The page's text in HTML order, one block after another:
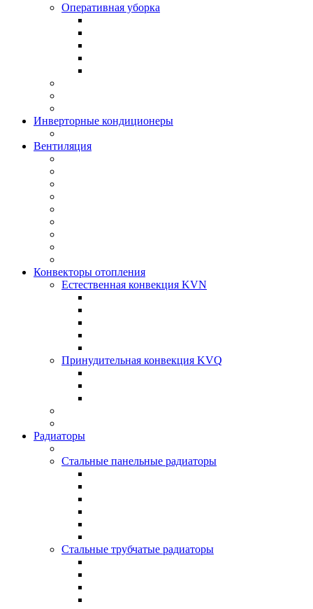
Оперативная уборка
Инверторные кондиционеры
Вентиляция
Конвекторы отопления
Естественная конвекция KVN
Принудительная конвекция KVQ
Радиаторы
Стальные панельные радиаторы
Стальные трубчатые радиаторы